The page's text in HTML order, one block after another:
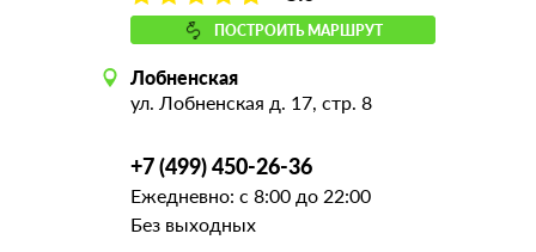
ПОСТРОИТЬ МАРШРУТ
Лобненская
ул. Лобненская д. 17, стр. 8
+7 (499) 450-26-36
Ежедневно: с 8:00 до 22:00
Без выходных